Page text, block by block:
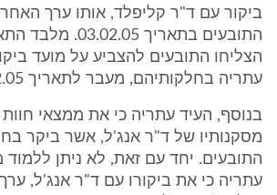
ביקור עם ד"ר קליפלד, אותו ערך
התובעים בתאריך
הצליחו התובעים להצביע על מועד
עתריה בחלקותיהם, מעבר לתאריך 03.02.05.
בנוסף, העיד עתריה כי את ממצאי
מסקנותיו של ד"ר אנג'ל, אשר ביקר
התובעים. יחד עם זאת, לא ניתן ללמוד